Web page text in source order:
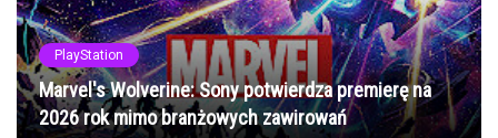
PlayStation
Marvel's Wolverine: Sony potwierdza premierę na
2026 rok mimo branżowych zawirowań